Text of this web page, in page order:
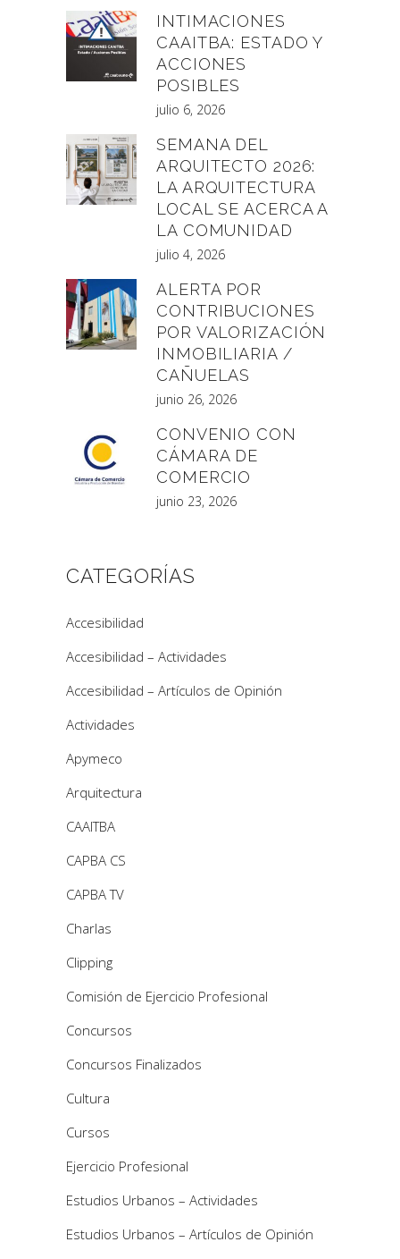
INTIMACIONES
CAAITBA: ESTADO Y
ACCIONES
POSIBLES
julio 6, 2026
SEMANA DEL
ARQUITECTO 2026:
LA ARQUITECTURA
LOCAL SE ACERCA A
LA COMUNIDAD
julio 4, 2026
ALERTA POR
CONTRIBUCIONES
POR VALORIZACIÓN
INMOBILIARIA /
CAÑUELAS
junio 26, 2026
CONVENIO CON
CÁMARA DE
COMERCIO
junio 23, 2026
CATEGORÍAS
Accesibilidad
Accesibilidad – Actividades
Accesibilidad – Artículos de Opinión
Actividades
Apymeco
Arquitectura
CAAITBA
CAPBA CS
CAPBA TV
Charlas
Clipping
Comisión de Ejercicio Profesional
Concursos
Concursos Finalizados
Cultura
Cursos
Ejercicio Profesional
Estudios Urbanos – Actividades
Estudios Urbanos – Artículos de Opinión